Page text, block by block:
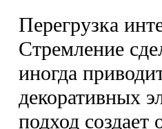
Перегрузка
Стремление
иногда
декоративных
подход